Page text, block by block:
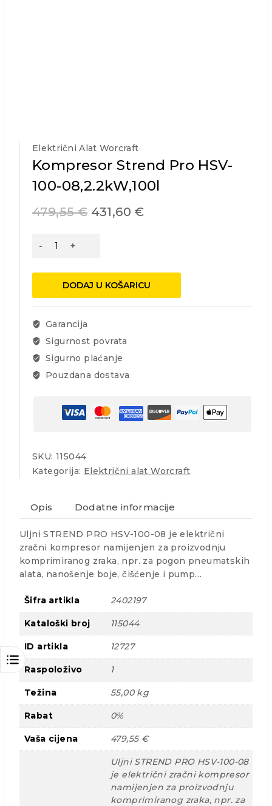
Električni Alat Worcraft
Kompresor Strend Pro HSV-
100-08,2.2kW,100l
479,55€ 431,60 €
Kompresor
HSV-
08,2.2kW,100l
količina
DODAJ U KOŠARICU
Garancija
Sigurnost povrata
Sigurno plaćanje
Pouzdana dostava
SKU: 115044
Kategorija: Električni alat Worcraft
Opis Dodatne informacije
Uljni STREND PRO HSV-100-08 je električni
zračni kompresor namijenjen za proizvodnju
komprimiranog zraka, npr. za pogon pneumatskih
alata, nanošenje boje, čišćenje i pump…
Šifra artikla 2402197
Kataloški broj 115044
ID artikla 12727
Raspoloživo 1
Težina 55,00 kg
Rabat 0%
Vaša cijena 479,55 €
Uljni STREND PRO HSV-100-08
je električni zračni kompresor
namijenjen za proizvodnju
komprimiranog zraka, npr. za